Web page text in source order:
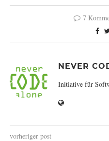
7
NEVER
Initiative für
vorheriger post